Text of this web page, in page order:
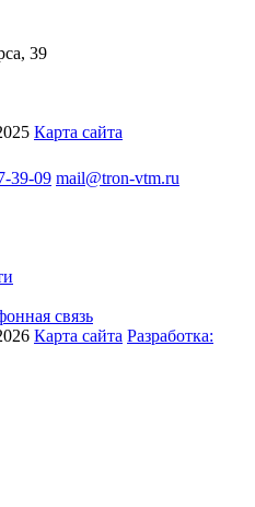
39
Карта сайта
39-09 mail@tron-vtm.ru
связь
Карта сайта Разработка: